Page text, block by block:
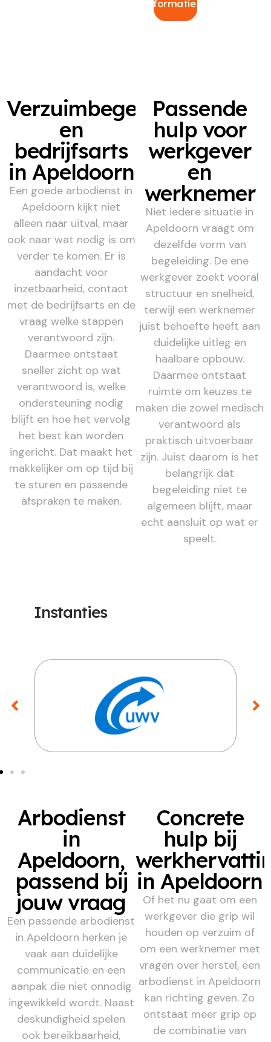
informatie
Verzuimbegeleiding
en
bedrijfsarts
in Apeldoorn
Een goede arbodienst in
Apeldoorn kijkt niet
alleen naar uitval, maar
ook naar wat nodig is om
verder te komen. Er is
aandacht voor
inzetbaarheid, contact
met de bedrijfsarts en de
vraag welke stappen
verantwoord zijn.
Daarmee ontstaat
sneller zicht op wat
verantwoord is, welke
ondersteuning nodig
blijft en hoe het vervolg
het best kan worden
ingericht. Dat maakt het
makkelijker om op tijd bij
te sturen en passende
afspraken te maken.
Passende
hulp voor
werkgever
en
werknemer
Niet iedere situatie in
Apeldoorn vraagt om
dezelfde vorm van
begeleiding. De ene
werkgever zoekt vooral
structuur en snelheid,
terwijl een werknemer
juist behoefte heeft aan
duidelijke uitleg en
haalbare opbouw.
Daarmee ontstaat
ruimte om keuzes te
maken die zowel medisch
verantwoord als
praktisch uitvoerbaar
zijn. Juist daarom is het
belangrijk dat
begeleiding niet te
algemeen blijft, maar
echt aansluit op wat er
speelt.
Instanties
Arbodienst
in
Apeldoorn,
passend bij
jouw vraag
Een passende arbodienst
in Apeldoorn herken je
vaak aan duidelijke
communicatie en een
aanpak die niet onnodig
ingewikkeld wordt. Naast
deskundigheid spelen
ook bereikbaarheid,
Concrete
hulp bij
in Apeldoorn
Of het nu gaat om een
werkgever die grip wil
houden op verzuim of
om een werknemer met
vragen over herstel, een
arbodienst in Apeldoorn
kan richting geven. Zo
ontstaat meer grip op
de combinatie van